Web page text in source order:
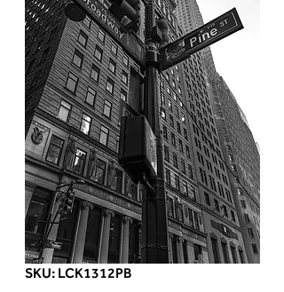
SKU: LCK1312PB